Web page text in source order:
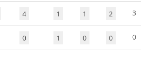
4 1 1 2 3
0 1 0 0 0